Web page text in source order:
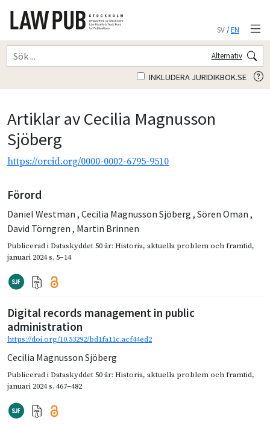
SV/EN
Alternativ
INKLUDERA JURIDIKBOK.SE
Artiklar av Cecilia Magnusson
Sjöberg
https://orcid.org/0000-0002-6795-9510
Förord
Daniel Westman , Cecilia Magnusson Sjöberg , Sören Öman ,
David Törngren , Martin Brinnen
Publicerad iDataskyddet 50 år: Historia, aktuella problem och framtid,
januari 2024s. 5–14
Digital records management in public
administration
https://doi.org/10.53292/bd1fa11c.acf44ed2
Cecilia Magnusson Sjöberg
Publicerad iDataskyddet 50 år: Historia, aktuella problem och framtid,
januari 2024s. 467–482